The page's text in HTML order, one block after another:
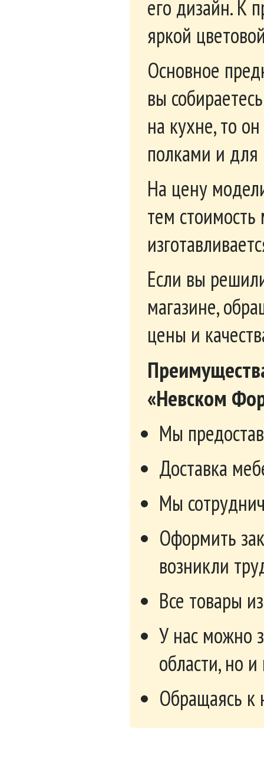
Комод это
комнате и
элемент
помещается
Купить
ценам
Если вы
магазин. Наши
консультацию
широкий
впишутся в
гостиной. Вся
качеством и
мебельными
Васко,
Как
Все комоды,
поделить по
Место
Материал
Место
его дизайн.